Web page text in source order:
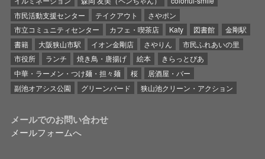
市民活動支援センター
テイクアウト
さやポン
市立コミュニティセンター
カフェ・喫茶店 Katy 図書館
金剛駅
書籍
大阪狭山市駅 イオン金剛店 さやりん
市民ふれあいの里
市役所
ランチ 焼き鳥・唐揚げ 絵本
きらっとぴあ
中華・ラーメン・つけ麺・担々麺
桜
居酒屋・バー
副池オアシス公園
グリーンバード 狭山池クリーン・アクション
メールでのお問い合わせ
メールフォームへ